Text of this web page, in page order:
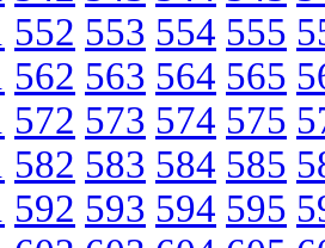
552 553 554 555
562 563 564 565
572 573 574 575
582 583 584 585
592 593 594 595